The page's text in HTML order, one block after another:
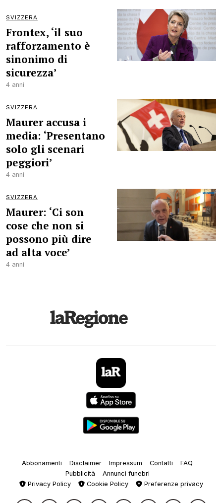
SVIZZERA
Frontex, ‘il suo
rafforzamento è
sinonimo di
sicurezza’
4 anni
SVIZZERA
Maurer accusa i
media: ‘Presentano
solo gli scenari
peggiori’
4 anni
SVIZZERA
Maurer: ‘Ci son
cose che non si
possono più dire
ad alta voce’
4 anni
Abbonamenti Disclaimer Impressum Contatti
FAQ
Pubblicità
Annunci funebri
Privacy Policy
Cookie Policy Preferenze privacy